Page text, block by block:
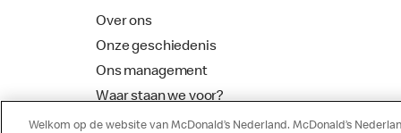
Over ons
Onze geschiedenis
Ons management
Waar staan we voor?
McDonalds Franchising
Welkom op de website van McDonald’s Nederland. McDonald’s